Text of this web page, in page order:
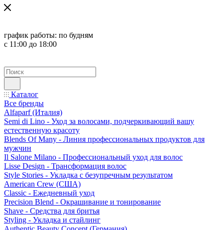
график работы: по будням
с 11:00 до 18:00
Каталог
Все бренды
Alfaparf (Италия)
Semi di Lino - Уход за волосами, подчеркивающий вашу
естественную красоту
Blends Of Many - Линия профессиональных продуктов для
мужчин
Il Salone Milano - Профессиональный уход для волос
Lisse Design - Трансформация волос
Style Stories - Укладка с безупречным результатом
American Crew (США)
Classic - Ежедневный уход
Precision Blend - Окрашивание и тонирование
Shave - Средства для бритья
Styling - Укладка и стайлинг